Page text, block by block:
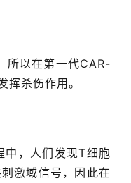
所以在第一代CAR-
挥杀伤作用。
中，人们发现T细胞
激域信号，因此在